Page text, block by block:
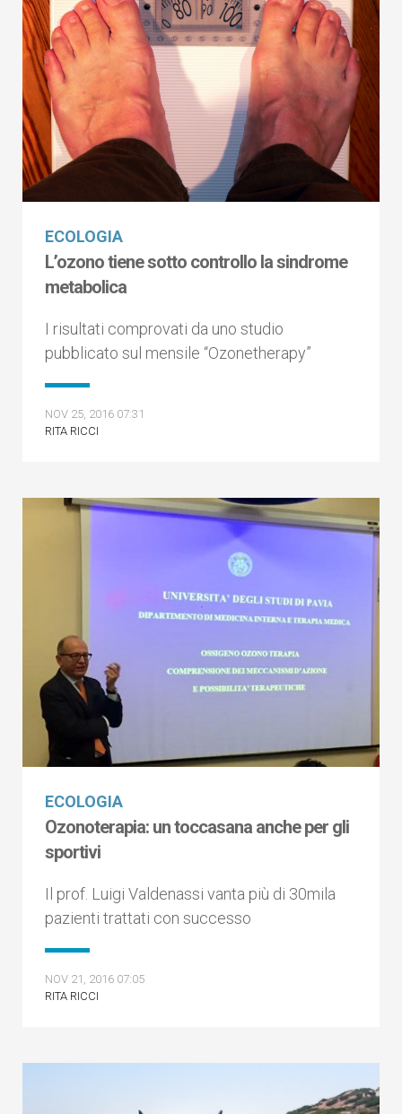
ECOLOGIA
L’ozono tiene sotto controllo la sindrome
metabolica
I risultati comprovati da uno studio
pubblicato sul mensile “Ozonetherapy”
NOV 25, 2016 07:31
RITA RICCI
ECOLOGIA
Ozonoterapia: un toccasana anche per gli
sportivi
Il prof. Luigi Valdenassi vanta più di 30mila
pazienti trattati con successo
NOV 21, 2016 07:05
RITA RICCI